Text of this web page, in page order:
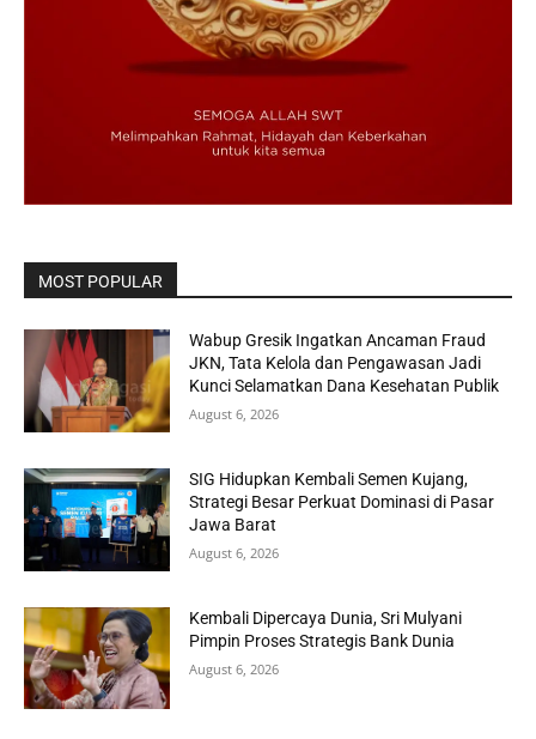
MOST POPULAR
Wabup Gresik Ingatkan Ancaman Fraud
JKN, Tata Kelola dan Pengawasan Jadi
Kunci Selamatkan Dana Kesehatan Publik
August 6, 2026
SIG Hidupkan Kembali Semen Kujang,
Strategi Besar Perkuat Dominasi di Pasar
Jawa Barat
August 6, 2026
Kembali Dipercaya Dunia, Sri Mulyani
Pimpin Proses Strategis Bank Dunia
August 6, 2026